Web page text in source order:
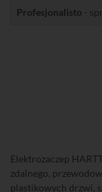
Profesjonalisto -
Elektrozaczep
zdalnego,
plastikowych drzwi,